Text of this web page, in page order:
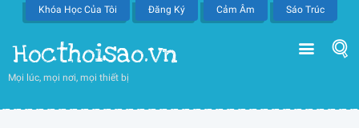
Khóa Học Của Tôi Đăng Ký Cảm Âm Sáo Trúc
Hocthoisao.vn
Mọi lúc, mọi nơi, mọi thiết bị